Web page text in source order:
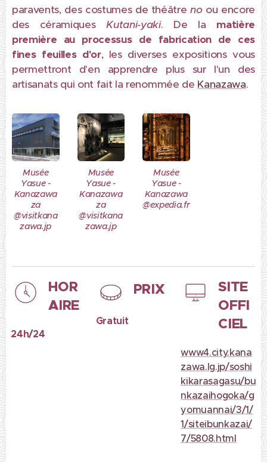
paravents, des costumes de théâtrenoou encore
des céramiquesKutani-yaki. De la matière
première au processus de fabrication de ces
fines feuilles d'or, les diverses expositions vous
permettront d'en apprendre plus sur l'un des
artisanats qui ont fait la renommée de Kanazawa.
Musée
Yasue -
Kanazawa
za
@visitkana
zawa.jp
Musée
Yasue -
Kanazawa
za
@visitkana
zawa.jp
Musée
Yasue -
Kanazawa
@expedia.fr
HOR
AIRE
24h/24
PRIX
Gratuit
SITE
OFFI
CIEL
www4.city.kana
zawa.lg.jp/soshi
kikarasagasu/bu
nkazaihogoka/g
yomuannai/3/1/
1/siteibunkazai/
7/5808.html